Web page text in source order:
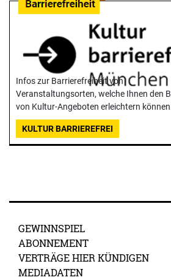
Infos zur Barrierefreiheit von
Veranstaltungsorten, welche Ihnen den
von Kultur-Angeboten erleichtern
KULTUR BARRIEREFREI
GEWINNSPIEL
ABONNEMENT
VERTRÄGE HIER KÜNDIGEN
MEDIADATEN